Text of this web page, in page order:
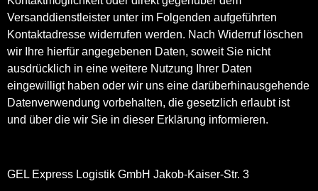
Versanddienstleister unter im Folgenden aufgeführten
Kontaktadresse widerrufen werden. Nach Widerruf löschen
wir Ihre hierfür angegebenen Daten, soweit Sie nicht
ausdrücklich in eine weitere Nutzung Ihrer Daten
eingewilligt haben oder wir uns eine darüberhinausgehende
Datenverwendung vorbehalten, die gesetzlich erlaubt ist
und über die wir Sie in dieser Erklärung informieren.
GEL Express Logistik GmbH Jakob-Kaiser-Str. 3